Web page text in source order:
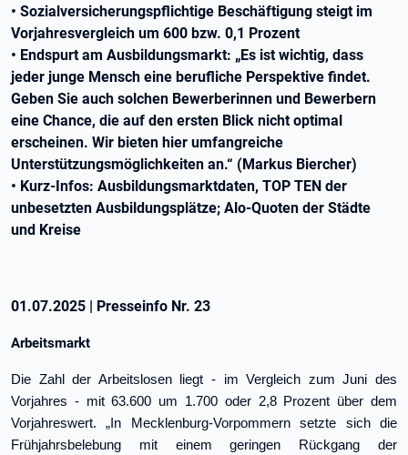
• Sozialversicherungspflichtige Beschäftigung steigt im
Vorjahresvergleich um 600 bzw. 0,1 Prozent
• Endspurt am Ausbildungsmarkt: „Es ist wichtig, dass
jeder junge Mensch eine berufliche Perspektive findet.
Geben Sie auch solchen Bewerberinnen und Bewerbern
eine Chance, die auf den ersten Blick nicht optimal
erscheinen. Wir bieten hier umfangreiche
Unterstützungsmöglichkeiten an.“ (Markus Biercher)
• Kurz-Infos: Ausbildungsmarktdaten, TOP TEN der
unbesetzten Ausbildungsplätze; Alo-Quoten der Städte
und Kreise
01.07.2025 | Presseinfo Nr. 23
Arbeitsmarkt
Die Zahl der Arbeitslosen liegt - im Vergleich zum Juni des
Vorjahres - mit 63.600 um 1.700 oder 2,8 Prozent über dem
Vorjahreswert. „In Mecklenburg-Vorpommern setzte sich die
Frühjahrsbelebung mit einem geringen Rückgang der